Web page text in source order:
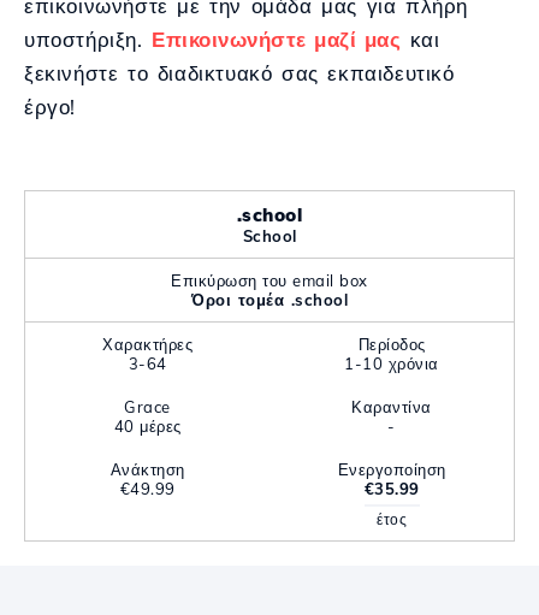
επικοινωνήστε με την ομάδα μας για πλήρη
υποστήριξη. Επικοινωνήστε μαζί μας και
ξεκινήστε το διαδικτυακό σας εκπαιδευτικό
έργο!
.school
School
Επικύρωση του email box
Όροι τομέα .school
Χαρακτήρες
3-64
Περίοδος
1-10 χρόνια
Grace
40 μέρες
Καραντίνα
-
Ανάκτηση
€49.99
Ενεργοποίηση
€35.99
έτος